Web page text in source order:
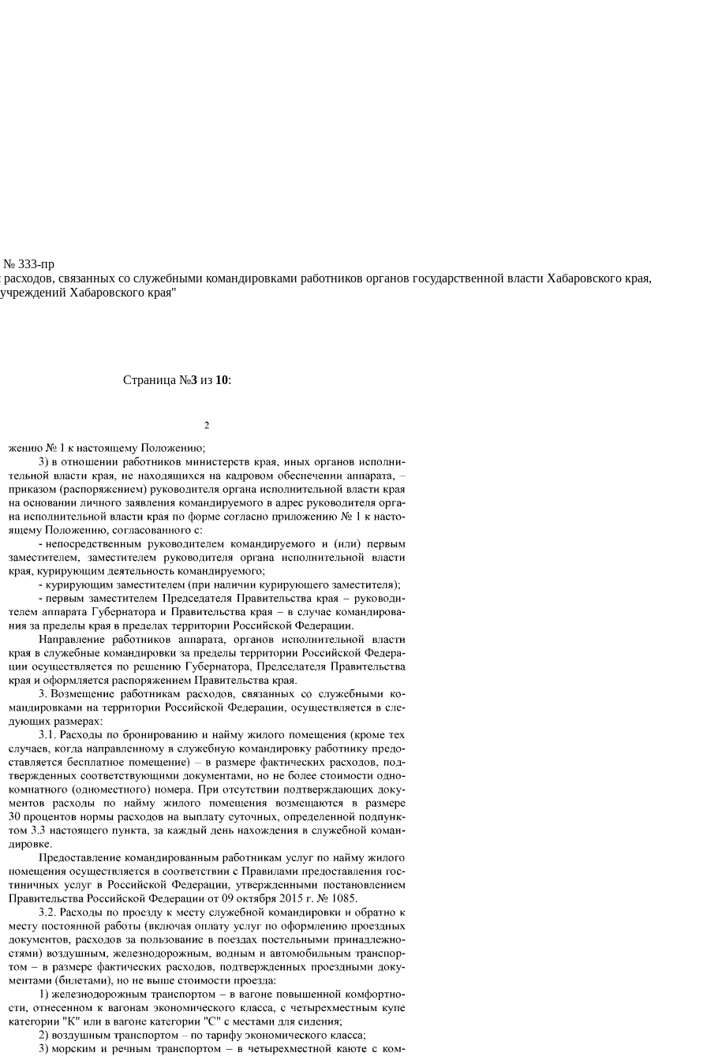
№ 333-пр
связанных со служебными командировками работников органов государственной власти Хабаровского края,
Хабаровского края"
Страница №3из 10: